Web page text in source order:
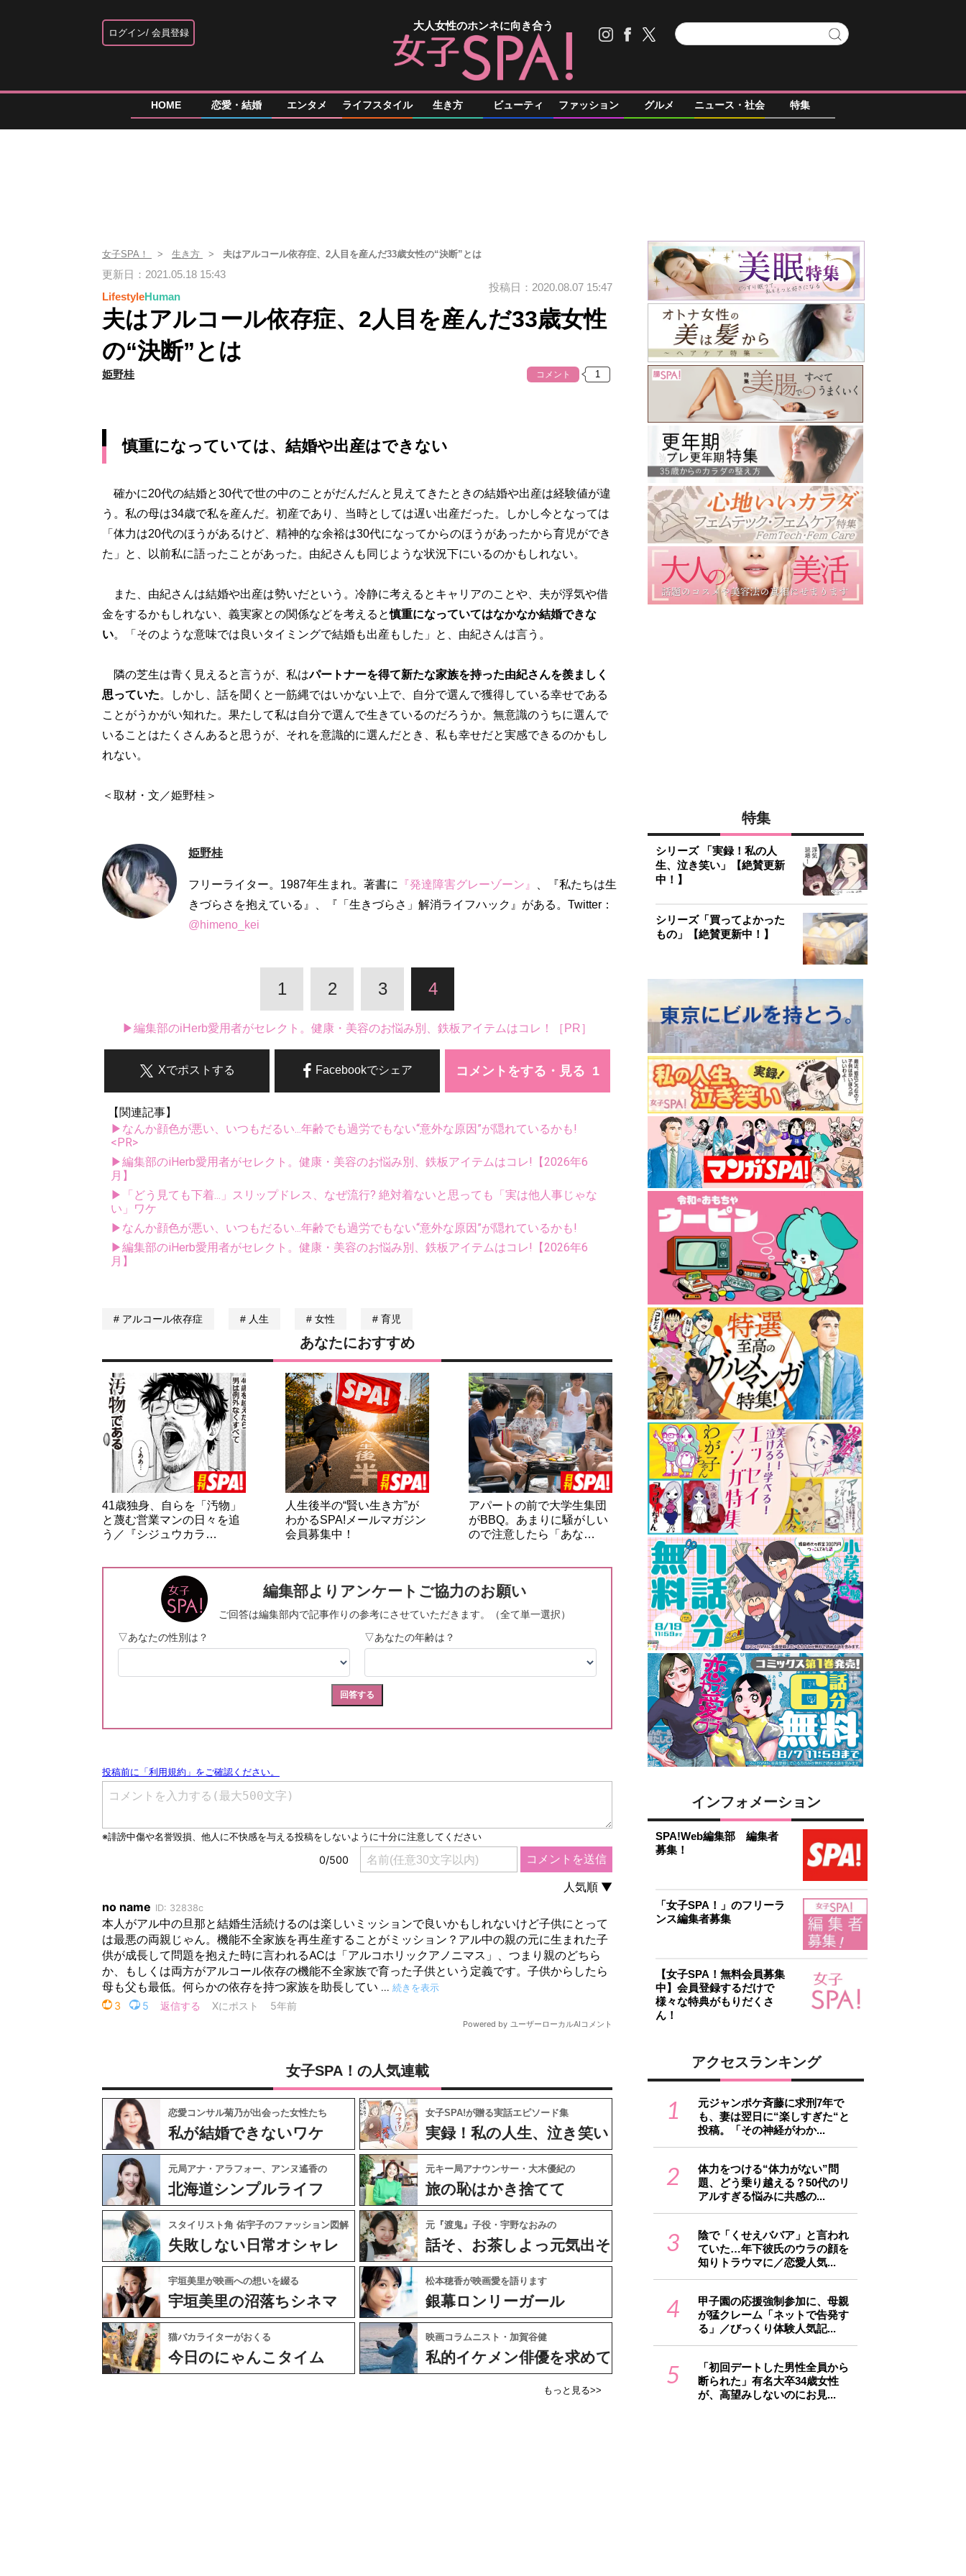
ログイン 会員登録
大人女性のホンネに向き合う
HOME 恋愛・結婚 エンタメ ライフスタイル 生き方 ビューティ ファッション グルメ ニュース・社会 特集
女子SPA！ 生き方 夫はアルコール依存症、2人目を産んだ33歳女性の“決断”とは
更新日：2021.05.18 15:43
LifestyleHuman
投稿日：2020.08.07 15:47
夫はアルコール依存症、2人目を産んだ33歳女性
の“決断”とは
姫野桂 コメント
慎重になっていては、結婚や出産はできない
確かに20代の結婚と30代で世の中のことがだんだんと見えてきたときの結婚や出産は経験値が違
う。私の母は34歳で私を産んだ。初産であり、当時としては遅い出産だった。しかし今となっては
「体力は20代のほうがあるけど、精神的な余裕は30代になってからのほうがあったから育児ができ
た」と、以前私に語ったことがあった。由紀さんも同じような状況下にいるのかもしれない。
また、由紀さんは結婚や出産は勢いだという。冷静に考えるとキャリアのことや、夫が浮気や借
金をするかもしれない、義実家との関係などを考えると慎重になっていてはなかなか結婚できな
い。「そのような意味では良いタイミングで結婚も出産もした」と、由紀さんは言う。
隣の芝生は青く見えると言うが、私はパートナーを得て新たな家族を持った由紀さんを羨ましく
思っていた。しかし、話を聞くと一筋縄ではいかない上で、自分で選んで獲得している幸せである
ことがうかがい知れた。果たして私は自分で選んで生きているのだろうか。無意識のうちに選んで
いることはたくさんあると思うが、それを意識的に選んだとき、私も幸せだと実感できるのかもし
れない。
姫野桂
フリーライター。1987年生まれ。著書に 『発達障害グレーゾーン』
、『私たちは生
きづらさを抱えている』、『「生きづらさ」解消ライフハック』がある。Twitter：
@himeno_kei
1 2 3 4
▶編集部のiHerb愛用者がセレクト。健康・美容のお悩み別、鉄板アイテムはコレ！［PR］
コメントをする・見る
Facebookでシェア
Xでポストする
【関連記事】
▶なんか顔色が悪い、いつもだるい...年齢でも過労でもない“意外な原因”が隠れているかも!
<PR>
▶編集部のiHerb愛用者がセレクト。健康・美容のお悩み別、鉄板アイテムはコレ!【2026年6
月】
▶「どう見ても下着...」スリップドレス、なぜ流行? 絶対着ないと思っても「実は他人事じゃな
い」ワケ
▶なんか顔色が悪い、いつもだるい...年齢でも過労でもない“意外な原因”が隠れているかも!
▶編集部のiHerb愛用者がセレクト。健康・美容のお悩み別、鉄板アイテムはコレ!【2026年6
月】
アルコール依存症 人生 女性 育児
あなたにおすすめ
41歳独身、自らを「汚物」
と蔑む営業マンの日々を追
う／『シジュウカラ…
人生後半の“賢い生き方”が
わかるSPA!メールマガジン
会員募集中！
アパートの前で大学生集団
がBBQ。あまりに騒がしい
ので注意したら「あな…
女子SPA！の人気連載
恋愛コンサル菊乃が出会った女性たち
私が結婚できないワケ
女子SPA!が贈る実話エピソード集
実録！私の人生、泣き笑い
元局アナ・アラフォー、アンヌ遙香の
北海道シンプルライフ
元キー局アナウンサー・大木優紀の
旅の恥はかき捨てて
スタイリスト角 佑宇子のファッション図解
失敗しない日常オシャレ
元『渡鬼』子役・宇野なおみの
話そ、お茶しよっ元気出そ
宇垣美里が映画への想いを綴る
宇垣美里の沼落ちシネマ
松本穂香が映画愛を語ります
銀幕ロンリーガール
猫バカライターがおくる
今日のにゃんこタイム
映画コラムニスト・加賀谷健
私的イケメン俳優を求めて
もっと見る>>
特集
シリーズ 「実録！私の人
生、泣き笑い」【絶賛更新
中！】
シリーズ「買ってよかった
もの」【絶賛更新中！】
インフォメーション
SPA!Web編集部 編集者
募集！
「女子SPA！」のフリーラ
ンス編集者募集
【女子SPA！無料会員募集
中】会員登録するだけで
様々な特典がもりだくさ
ん！
アクセスランキング
1
元ジャンポケ斉藤に求刑7年で
も、妻は翌日に“楽しすぎた“と
投稿。「その神経がわか...
2
体力をつける“体力がない”問
題、どう乗り越える？50代のリ
アルすぎる悩みに共感の...
3
陰で「くせえババア」と言われ
ていた…年下彼氏のウラの顔を
知りトラウマに／恋愛人気...
4
甲子園の応援強制参加に、母親
が猛クレーム「ネットで告発す
る」／びっくり体験人気記...
5
「初回デートした男性全員から
断られた」有名大卒34歳女性
が、高望みしないのにお見...